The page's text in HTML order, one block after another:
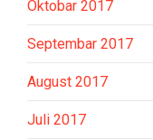
Oktobar 2017
Septembar 2017
August 2017
Juli 2017